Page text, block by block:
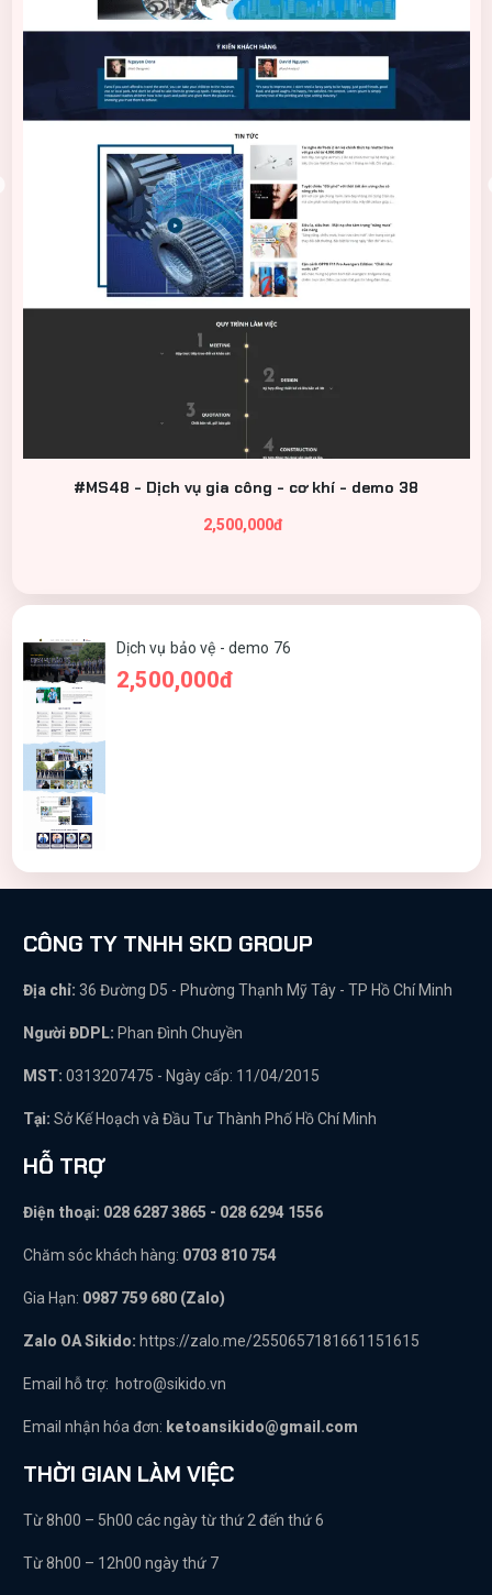
#MS48 - Dịch vụ gia công - cơ khí - demo 38
2,500,000đ
Dịch vụ bảo vệ - demo 76
2,500,000đ
CÔNG TY TNHH SKD GROUP
Địa chỉ: 36 Đường D5 - Phường Thạnh Mỹ Tây - TP Hồ Chí Minh
Người ĐDPL: Phan Đình Chuyền
MST: 0313207475 - Ngày cấp: 11/04/2015
Tại: Sở Kế Hoạch và Đầu Tư Thành Phố Hồ Chí Minh
HỖ TRỢ
Điện thoại: 028 6287 3865 - 028 6294 1556
Chăm sóc khách hàng: 0703 810 754
Gia Hạn: 0987 759 680 (Zalo)
Zalo OA Sikido: https://zalo.me/2550657181661151615
Email hỗ trợ: hotro@sikido.vn
Email nhận hóa đơn: ketoansikido@gmail.com
THỜI GIAN LÀM VIỆC
Từ 8h00 – 5h00 các ngày từ thứ 2 đến thứ 6
Từ 8h00 – 12h00 ngày thứ 7